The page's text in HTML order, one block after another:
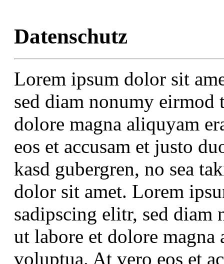
Datenschutz
Lorem ipsum dolor sit
sed diam nonumy
dolore magna aliquyam
eos et accusam et justo
kasd gubergren, no sea
dolor sit amet. Lorem
sadipscing elitr, sed
ut labore et dolore magna
voluptua. At vero eos et